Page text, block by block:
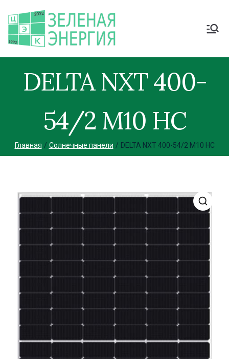
DELTA NXT 400-
54/2 M10 HC
Главная Солнечные панели DELTA NXT 400-54/2 M10 HC